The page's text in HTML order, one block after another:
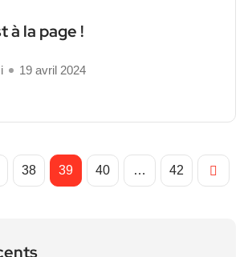
à la page !
19 avril 2024
38 39 40 … 42